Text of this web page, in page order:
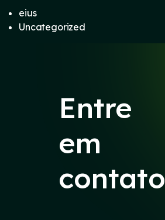
eius
Uncategorized
Entre
em
contato